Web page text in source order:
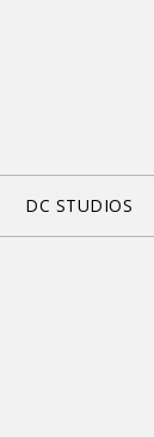
DC STUDIOS